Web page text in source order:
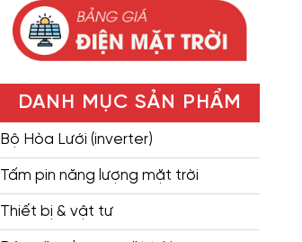
DANH MỤC SẢN PHẨM
Bộ Hòa Lưới (inverter)
Tấm pin năng lượng mặt trời
Thiết bị & vật tư